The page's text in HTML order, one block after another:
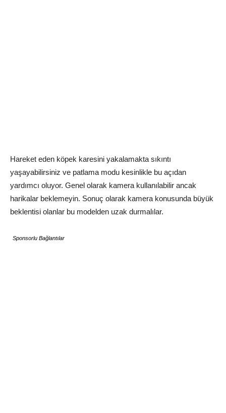
Hareket eden köpek karesini yakalamakta sıkıntı
yaşayabilirsiniz ve patlama modu kesinlikle bu açıdan
yardımcı oluyor. Genel olarak kamera kullanılabilir ancak
harikalar beklemeyin. Sonuç olarak kamera konusunda büyük
beklentisi olanlar bu modelden uzak durmalılar.
Sponsorlu Bağlantılar